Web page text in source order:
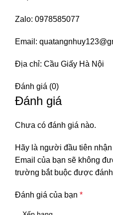
Zalo: 0978585077
Email:
Địa chỉ: Cầu Giấy Hà Nội
Đánh giá (0)
Đánh giá
Chưa có đánh giá nào.
Hãy là người đầu tiên nhận
Email của bạn sẽ không
trường bắt buộc được
Đánh giá của bạn *